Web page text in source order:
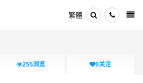
繁體
255浏览 0关注